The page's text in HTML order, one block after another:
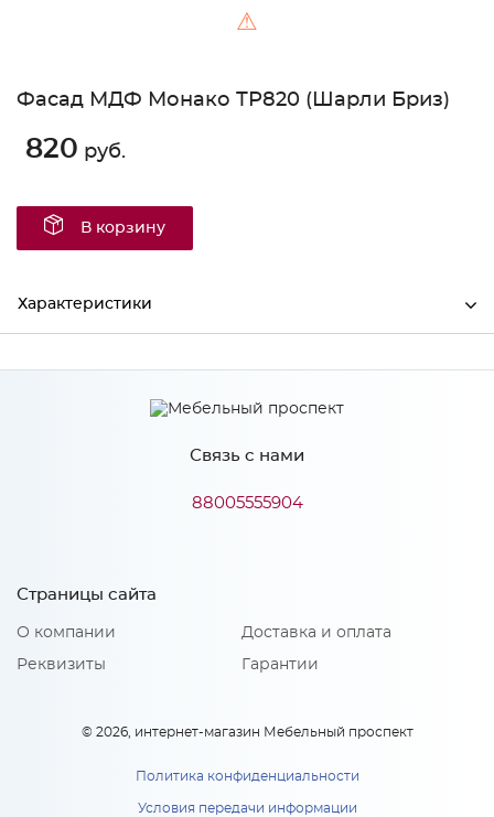
⚠
Фасад МДФ Монако ТР820 (Шарли Бриз)
820 руб.
В корзину
Характеристики
Производитель МиФ
Связь с нами
88005555904
Страницы сайта
О компании
Реквизиты
Доставка и оплата
Гарантии
© 2026, интернет-магазин Мебельный проспект
Политика конфиденциальности
Условия передачи информации